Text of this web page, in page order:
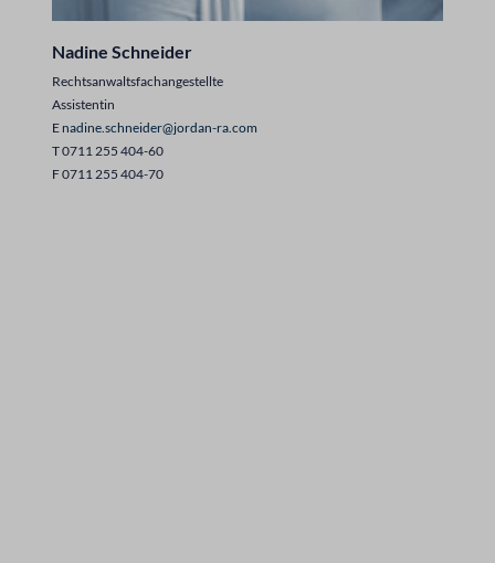
Nadine Schneider
Rechtsanwaltsfachangestellte
Assistentin
Enadine.schneider@jordan-ra.com
T 0711 255 404-60
F 0711 255 404-70